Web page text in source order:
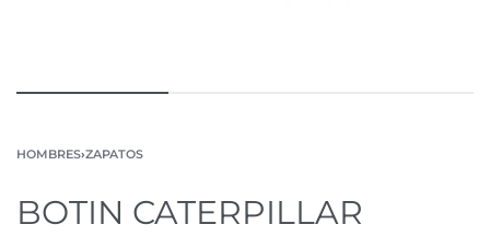
HOMBRES›ZAPATOS
BOTIN CATERPILLAR